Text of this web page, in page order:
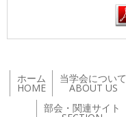
ホーム
HOME
当学会について
ABOUT US
部会・関連サイト